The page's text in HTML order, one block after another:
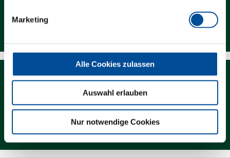
Marketing
Alle Cookies zulassen
Auswahl erlauben
Nur notwendige Cookies
Newsletter